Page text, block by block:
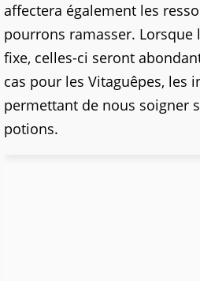
affectera également les
pourrons ramasser. Lorsque
fixe, celles-ci seront
cas pour les Vitaguêpes, les
permettant de nous soigner
potions.